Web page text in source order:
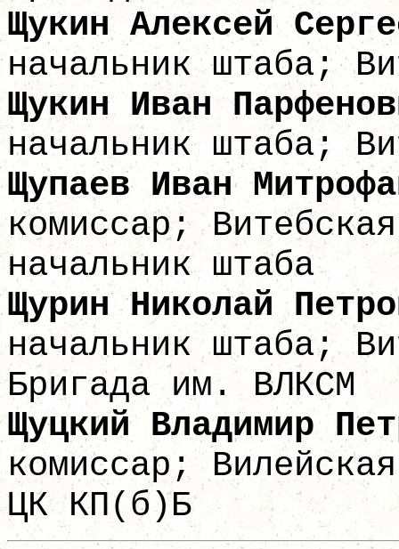
Щукин
начальник штаба;
Щукин Иван
начальник штаба;
Щупаев Иван
комиссар;
начальник штаба
Щурин
начальник штаба;
Бригада им. ВЛКСМ
Щуцкий
комиссар;
ЦК КП(б)Б